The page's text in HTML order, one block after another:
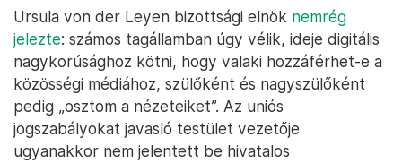
Ursula von der Leyen bizottsági elnök nemrég
jelezte: számos tagállamban úgy vélik, ideje digitális
nagykorúsághoz kötni, hogy valaki hozzáférhet-e a
közösségi médiához, szülőként és nagyszülőként
pedig „osztom a nézeteiket”. Az uniós
jogszabályokat javasló testület vezetője
ugyanakkor nem jelentett be hivatalos